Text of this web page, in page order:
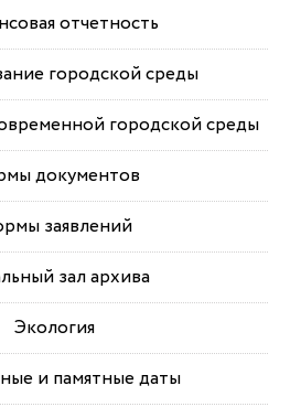
отчетность
городской среды
городской среды
документов
заявлений
зал архива
Экология
и памятные даты